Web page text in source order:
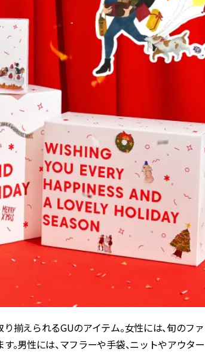
揃えられるGUのアイテム。女性には、旬のフ
。男性には、マフラーや手袋、ニットやアウタ